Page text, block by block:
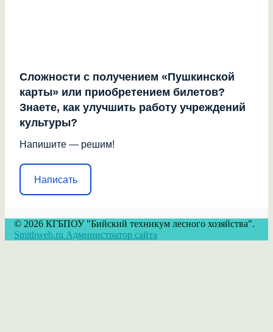
Сложности с получением «Пушкинской
карты» или приобретением билетов?
Знаете, как улучшить работу учреждений
культуры?
Напишите — решим!
Написать
© 2026 КГБПОУ "Бийский техникум лесного хозяйства".
Smithweb.ru Администратор сайта